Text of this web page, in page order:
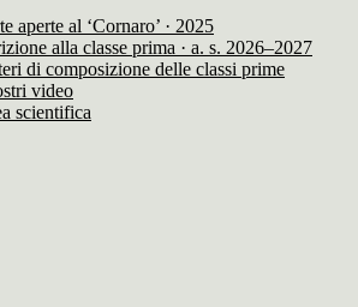
aperte al ‘Cornaro’ · 2025
alla classe prima · a. s. 2026–2027
di composizione delle classi prime
video
scientifica